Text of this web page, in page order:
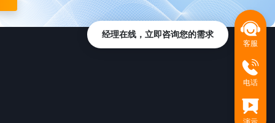
客服
电话
经理在线，立即咨询您的需求